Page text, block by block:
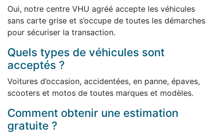
Oui, notre centre VHU agréé accepte les véhicules
sans carte grise et s’occupe de toutes les démarches
pour sécuriser la transaction.
Quels types de véhicules sont
acceptés ?
Voitures d’occasion, accidentées, en panne, épaves,
scooters et motos de toutes marques et modèles.
Comment obtenir une estimation
gratuite ?